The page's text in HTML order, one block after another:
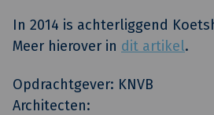
In 2014 is achterliggend
Meer hierover in dit artikel.
Opdrachtgever: KNVB
Architecten: